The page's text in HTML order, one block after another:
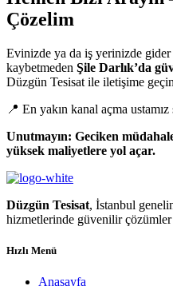
Çözelim
Evinizde ya da iş yerinizde gider
kaybetmeden Şile Darlık’da
Düzgün Tesisat ile iletişime
📍 En yakın kanal açma
Unutmayın: Geciken
yüksek maliyetlere yol açar.
Düzgün Tesisat, İstanbul
hizmetlerinde güvenilir çözümler
Hızlı Menü
Anasayfa